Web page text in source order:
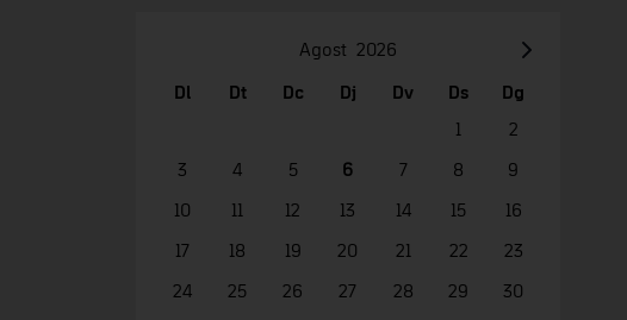
Agost 2026
Dl Dt Dc Dj Dv Ds
Dg
1
2
3 4 5 6 7 8 9
10 11 12 13 14 15 16
17 18 19 20 21 22 23
24 25 26 27 28 29 30